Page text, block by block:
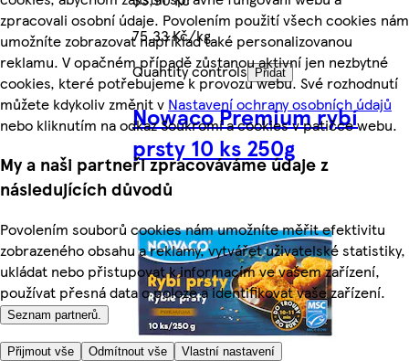
zpracovali osobní údaje. Povolením použití všech cookies nám
umožníte zobrazovat například také personalizovanou
reklamu. V opačném případě zůstanou aktivní jen nezbytné
cookies, které potřebujeme k provozu webu. Své rozhodnutí
můžete kdykoliv změnit v Nastavení ochrany osobních údajů
nebo kliknutím na odkaz Soukromí a cookies v patičce webu.
My a naši partneři zpracováváme údaje z
následujících důvodů
Povolením souborů cookies nám umožníte měřit efektivitu
zobrazeného obsahu a reklamy, vytvářet uživatelské statistiky,
ukládat nebo přistupovat k informacím ve vašem zařízení,
používat přesná data o poloze a identifikovat vaše zařízení.
Seznam partnerů.
Přijmout vše Odmítnout vše Vlastní nastavení
75,33 Kč/kg
Quantity controls
Přidat
Nowaco Premium rybí
prsty 10 ks 250g